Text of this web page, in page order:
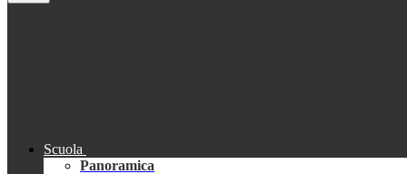
Scuola
Panoramica